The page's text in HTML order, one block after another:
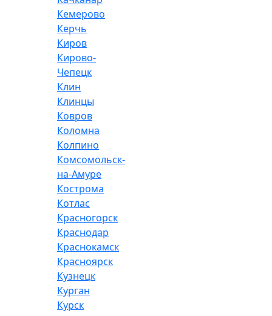
Кемерово
Керчь
Киров
Кирово-
Чепецк
Клин
Клинцы
Ковров
Коломна
Колпино
Комсомольск-
на-Амуре
Кострома
Котлас
Красногорск
Краснодар
Краснокамск
Красноярск
Кузнецк
Курган
Курск